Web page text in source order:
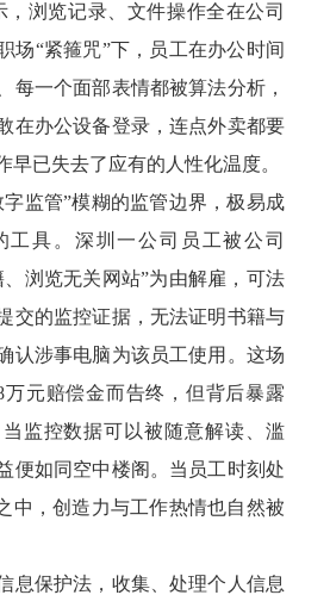
，浏览记录、文件操作全在公司
场“紧箍咒”下，员工在办公时间
每一个面部表情都被算法分析，
在办公设备登录，连点外卖都要
早已失去了应有的人性化温度。
管”模糊的监管边界，极易成
工具。深圳一公司员工被公司
、浏览无关网站”为由解雇，可法
交的监控证据，无法证明书籍与
认涉事电脑为该员工使用。这场
万元赔偿金而告终，但背后暴露
监控数据可以被随意解读、滥
便如同空中楼阁。当员工时刻处
中，创造力与工作热情也自然被
保护法，收集、处理个人信息